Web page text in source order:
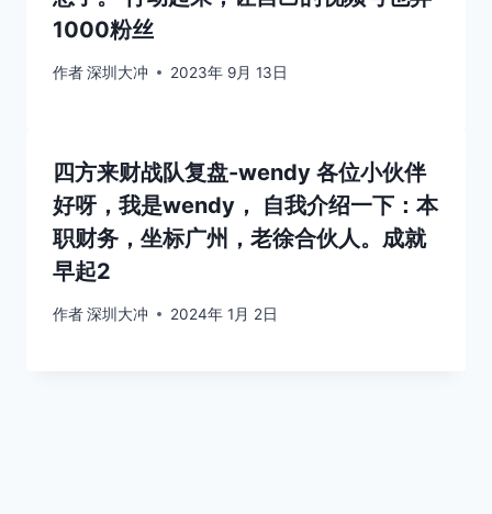
1000粉丝
作者深圳大冲 2023年 9月 13日
四方来财战队复盘-wendy 各位小伙伴
好呀，我是wendy， 自我介绍一下：本
职财务，坐标广州，老徐合伙人。成就
早起2
作者深圳大冲 2024年 1月 2日